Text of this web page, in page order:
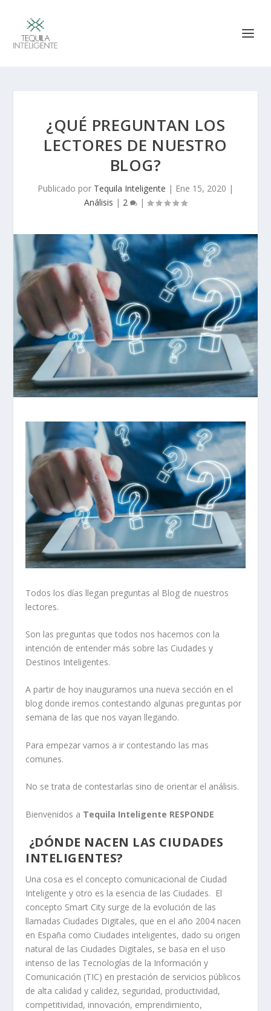
¿QUÉ PREGUNTAN LOS
LECTORES DE NUESTRO
BLOG?
Publicado por Tequila Inteligente | Ene 15, 2020 |
Análisis | 2 |
Todos los días llegan preguntas al Blog de nuestros
lectores.
Son las preguntas que todos nos hacemos con la
intención de entender más sobre las Ciudades y
Destinos Inteligentes.
A partir de hoy inauguramos una nueva sección en el
blog donde iremos contestando algunas preguntas por
semana de las que nos vayan llegando.
Para empezar vamos a ir contestando las mas
comunes.
No se trata de contestarlas sino de orientar el análisis.
Bienvenidos a Tequila Inteligente RESPONDE
¿DÓNDE NACEN LAS CIUDADES
INTELIGENTES?
Una cosa es el concepto comunicacional de Ciudad
Inteligente y otro es la esencia de las Ciudades. El
concepto Smart City surge de la evolución de las
llamadas Ciudades Digitales, que en el año 2004 nacen
en España como Ciudades inteligentes, dado su origen
natural de las Ciudades Digitales, se basa en el uso
intenso de las Tecnologías de la Información y
Comunicación (TIC) en prestación de servicios públicos
de alta calidad y calidez, seguridad, productividad,
competitividad, innovación, emprendimiento,